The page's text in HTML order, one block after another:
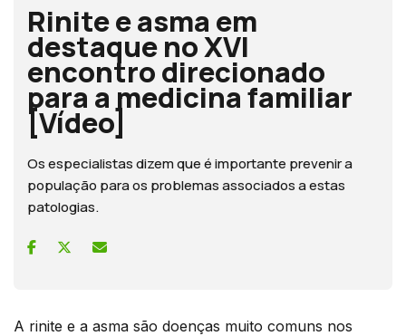
Rinite e asma em
destaque no XVI
encontro direcionado
para a medicina familiar
[Vídeo]
Os especialistas dizem que é importante prevenir a
população para os problemas associados a estas
patologias.
A rinite e a asma são doenças muito comuns nos